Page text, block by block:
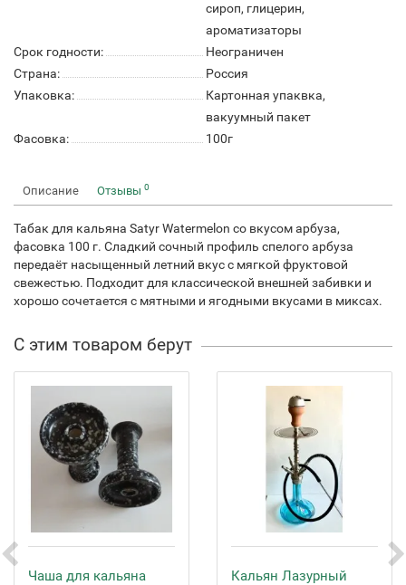
сироп, глицерин,
ароматизаторы
Срок годности:
Неограничен
Страна:
Россия
Упаковка:
Картонная упаквка,
вакуумный пакет
Фасовка:
100г
Описание Отзывы 0
Табак для кальяна Satyr Watermelon со вкусом арбуза,
фасовка 100 г. Сладкий сочный профиль спелого арбуза
передаёт насыщенный летний вкус с мягкой фруктовой
свежестью. Подходит для классической внешней забивки и
хорошо сочетается с мятными и ягодными вкусами в миксах.
С этим товаром берут
Чаша для кальяна Кальян Лазурный